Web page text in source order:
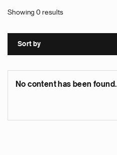
Showing 0 results
Sort by
No content has been found.